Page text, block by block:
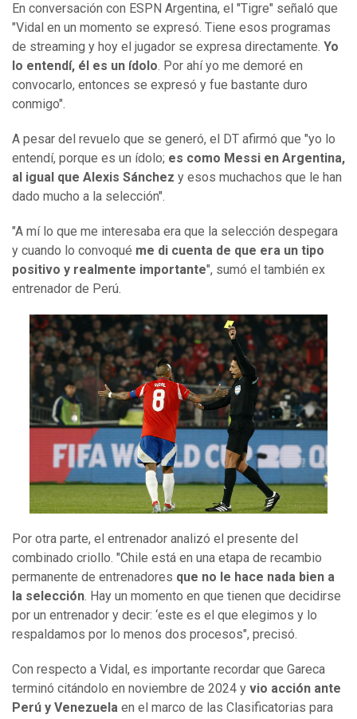
En conversación con ESPN Argentina, el "Tigre" señaló que
"Vidal en un momento se expresó. Tiene esos programas
de streaming y hoy el jugador se expresa directamente. Yo
lo entendí, él es un ídolo. Por ahí yo me demoré en
convocarlo, entonces se expresó y fue bastante duro
conmigo".
A pesar del revuelo que se generó, el DT afirmó que "yo lo
entendí, porque es un ídolo; es como Messi en Argentina,
al igual que Alexis Sánchez y esos muchachos que le han
dado mucho a la selección".
"A mí lo que me interesaba era que la selección despegara
y cuando lo convoqué me di cuenta de que era un tipo
positivo y realmente importante", sumó el también ex
entrenador de Perú.
Por otra parte, el entrenador analizó el presente del
combinado criollo. "Chile está en una etapa de recambio
permanente de entrenadores que no le hace nada bien a
la selección. Hay un momento en que tienen que decidirse
por un entrenador y decir: ‘este es el que elegimos y lo
respaldamos por lo menos dos procesos", precisó.
Con respecto a Vidal, es importante recordar que Gareca
terminó citándolo en noviembre de 2024 y vio acción ante
Perú y Venezuela en el marco de las Clasificatorias para